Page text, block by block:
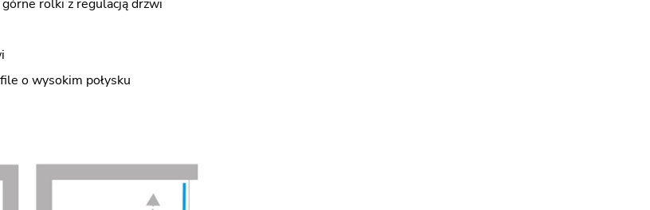
rolki z regulacją drzwi
o wysokim połysku